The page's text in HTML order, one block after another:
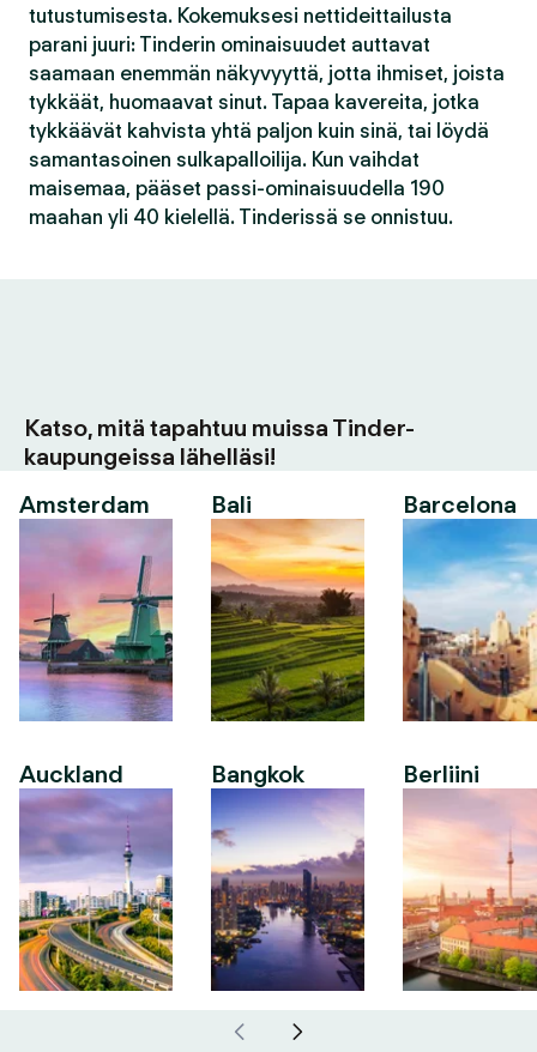
tutustumisesta. Kokemuksesi nettideittailusta
parani juuri: Tinderin ominaisuudet auttavat
saamaan enemmän näkyvyyttä, jotta ihmiset, joista
tykkäät, huomaavat sinut. Tapaa kavereita, jotka
tykkäävät kahvista yhtä paljon kuin sinä, tai löydä
samantasoinen sulkapalloilija. Kun vaihdat
maisemaa, pääset passi-ominaisuudella 190
maahan yli 40 kielellä. Tinderissä se onnistuu.
Katso, mitä tapahtuu muissa Tinder-
kaupungeissa lähelläsi!
Amsterdam
Auckland
Bali
Bangkok
Barcelona
Berliini